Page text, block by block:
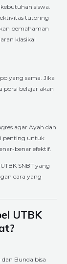
siswa.
tutoring
pemahaman
klasikal
yang sama. Jika
porsi belajar akan
agar Ayah dan
penting untuk
benar efektif.
SNBT yang
cara yang
UTBK
Bunda bisa